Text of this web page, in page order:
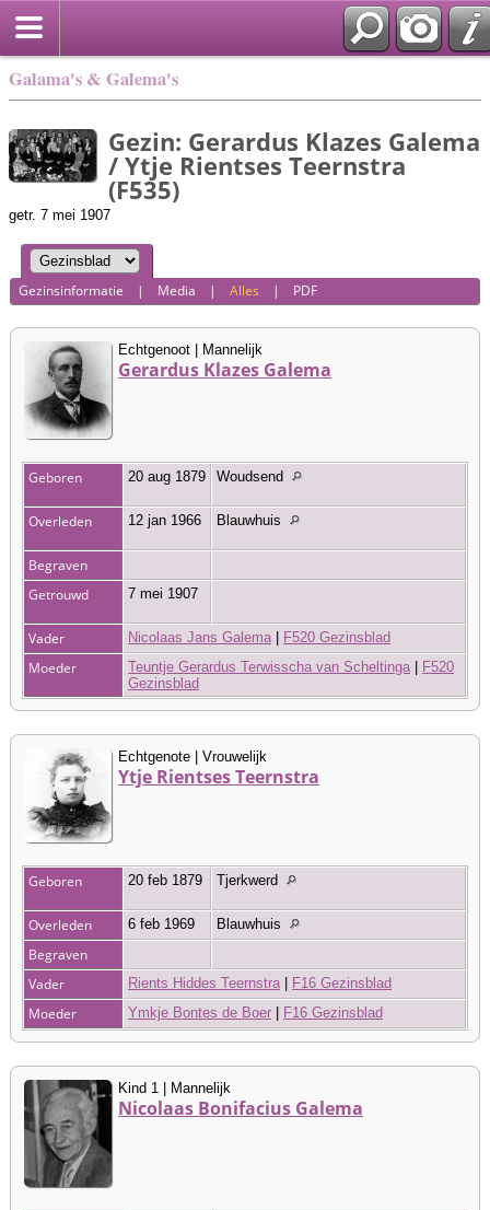
Galama's & Galema's
Gezin: Gerardus Klazes Galema
/ Ytje Rientses Teernstra
(F535)
getr. 7 mei 1907
Gezinsinformatie | Media |Alles | PDF
Echtgenoot | Mannelijk
Gerardus Klazes Galema
Geboren 20 aug 1879 Woudsend
Overleden 12 jan 1966 Blauwhuis
Begraven
Getrouwd
7 mei 1907
Vader Nicolaas Jans Galema F520 Gezinsblad
Moeder Teuntje Gerardus Terwisscha van Scheltinga
F520
Gezinsblad
Echtgenote | Vrouwelijk
Ytje Rientses Teernstra
Geboren 20 feb 1879 Tjerkwerd
Overleden 6 feb 1969 Blauwhuis
Begraven
Vader
Rients Hiddes Teernstra F16 Gezinsblad
Moeder Ymkje Bontes de Boer F16 Gezinsblad
Kind 1 | Mannelijk
Nicolaas Bonifacius Galema